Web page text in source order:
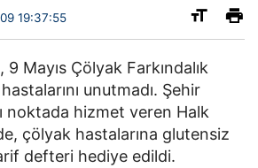
19:37:55
Mayıs Çölyak Farkındalık
unutmadı. Şehir
noktada hizmet veren Halk
çölyak hastalarına glutensiz
defteri hediye edildi.